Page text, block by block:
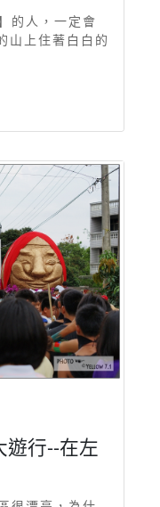
的人，一定會
山上住著白白的
遊行--在左